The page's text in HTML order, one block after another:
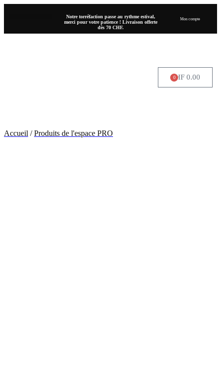
Notre torréfaction passe au rythme estival,
merci pour votre patience ! Livraison offerte
dès 70 CHF.
Mon compte
CHF 0.00
0
Accueil /Produits de l'espace PRO